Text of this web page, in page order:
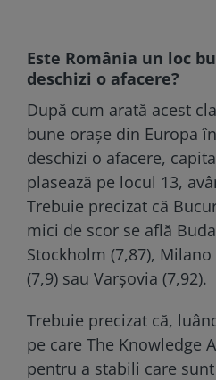
Este România un loc
deschizi o afacere?
După cum arată acest
bune orașe din Europa
deschizi o afacere,
plasează pe locul 13,
Trebuie precizat că
mici de scor se află
Stockholm (7,87),
(7,9) sau Varșovia (7,92).
Trebuie precizat că,
pe care The Knowledge
pentru a stabili care